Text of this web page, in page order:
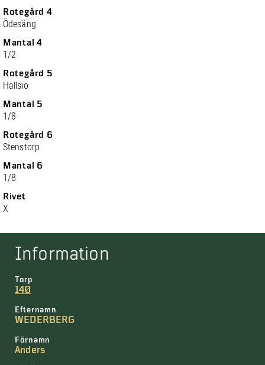
Rotegård 4
Ödesäng
Mantal 4
1/2
Rotegård 5
Hallsiö
Mantal 5
1/8
Rotegård 6
Stenstorp
Mantal 6
1/8
Rivet
X
Information
Torp
140
Efternamn
WEDERBERG
Förnamn
Anders